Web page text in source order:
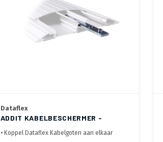
Dataflex
ADDIT KABELBESCHERMER -
KOPPELSTUK 492
• Koppel Dataflex Kabelgoten aan elkaar